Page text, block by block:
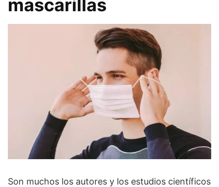
mascarillas
Son muchos los autores y los estudios científicos